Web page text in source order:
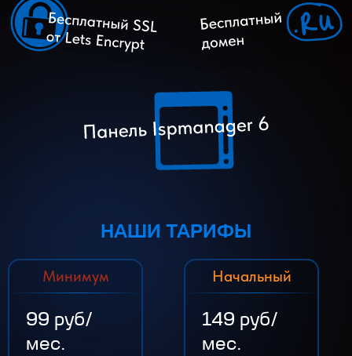
НАШИ ТАРИФЫ
Минимум
99 руб/
мес.
Начальный
149 руб/
мес.